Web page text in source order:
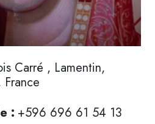
Carré , Lamentin,
: +596 696 61 54 13